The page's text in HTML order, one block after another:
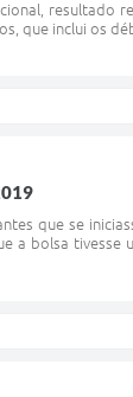
resultado
que inclui os
que se
a bolsa tivesse